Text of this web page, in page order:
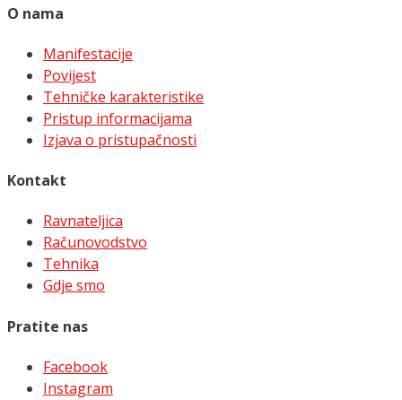
O nama
Manifestacije
Povijest
Tehničke karakteristike
Pristup informacijama
Izjava o pristupačnosti
Kontakt
Ravnateljica
Računovodstvo
Tehnika
Gdje smo
Pratite nas
Facebook
Instagram